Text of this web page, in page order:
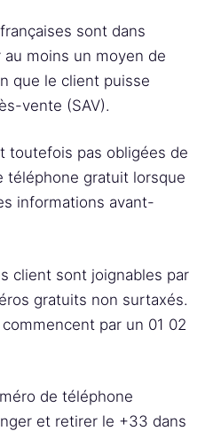
sont dans
au moins un moyen de
que le client puisse
vente (SAV).
toutefois pas obligées de
téléphone gratuit lorsque
informations avant-
client sont joignables par
gratuits non surtaxés.
par un 01 02
de téléphone
et retirer le +33 dans